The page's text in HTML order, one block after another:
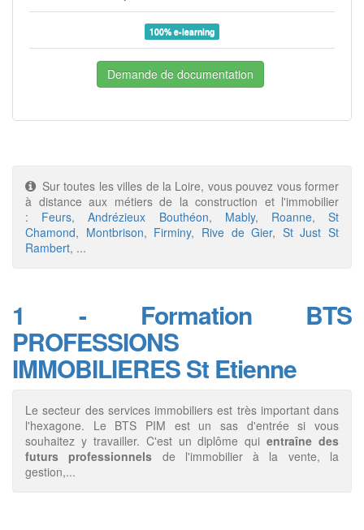
100% e-learning
Demande de documentation
Sur toutes les villes de la Loire, vous pouvez vous former
à distance aux métiers de la construction et l'immobilier
: Feurs,Andrézieux Bouthéon, Mably, Roanne,St
Chamond, Montbrison, Firminy, Rive de Gier, St Just St
Rambert, ...
1 - Formation BTS
PROFESSIONS
IMMOBILIERES St Etienne
Le secteur des services immobiliers est très important dans
l'hexagone. Le BTS PIM est un sas d'entrée si vous
souhaitez y travailler. C'est un diplôme quientraîne des
futurs professionnels de l'immobilier à la vente, la
gestion,...